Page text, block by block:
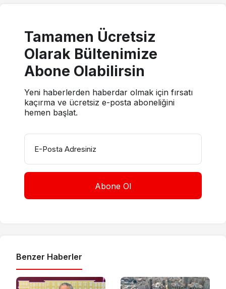
Tamamen Ücretsiz
Olarak Bültenimize
Abone Olabilirsin
Yeni haberlerden haberdar olmak için fırsatı
kaçırma ve ücretsiz e-posta aboneliğini
hemen başlat.
E-Posta Adresiniz
Benzer Haberler